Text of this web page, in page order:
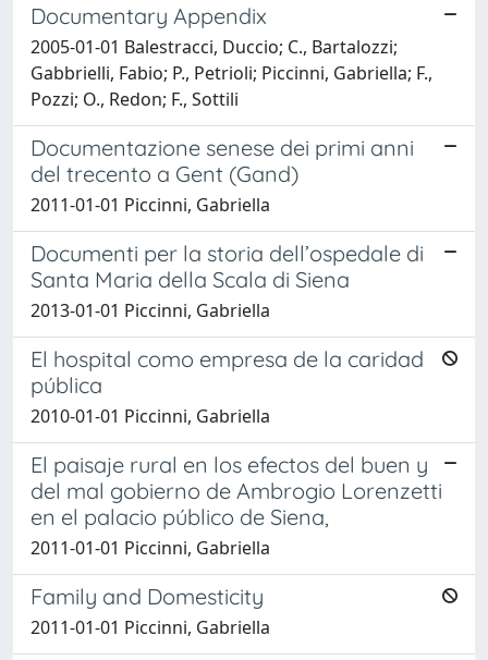
Documentary Appendix
2005-01-01 Balestracci, Duccio; C., Bartalozzi;
Gabbrielli, Fabio; P., Petrioli; Piccinni, Gabriella; F.,
Pozzi; O., Redon; F., Sottili
Documentazione senese dei primi anni
del trecento a Gent (Gand)
2011-01-01 Piccinni, Gabriella
Documenti per la storia dell’ospedale di
Santa Maria della Scala di Siena
2013-01-01 Piccinni, Gabriella
El hospital como empresa de la caridad
pública
2010-01-01 Piccinni, Gabriella
El paisaje rural en los efectos del buen y
del mal gobierno de Ambrogio Lorenzetti
en el palacio público de Siena,
2011-01-01 Piccinni, Gabriella
Family and Domesticity
2011-01-01 Piccinni, Gabriella